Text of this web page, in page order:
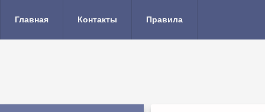
Главная Контакты Правила